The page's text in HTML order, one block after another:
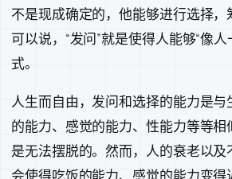
不是现成确定的，他能够进行选择，
可以说，“发问”就是使得人能够“像
式。
人生而自由，发问和选择的能力是
的能力、感觉的能力、性能力等等
是无法摆脱的。然而，人的衰老以